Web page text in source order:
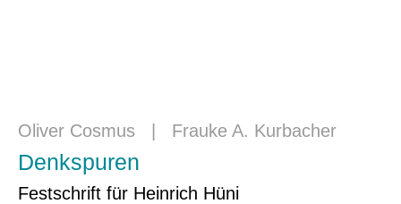
Oliver Cosmus Frauke A. Kurbacher
Denkspuren
Festschrift für Heinrich Hüni